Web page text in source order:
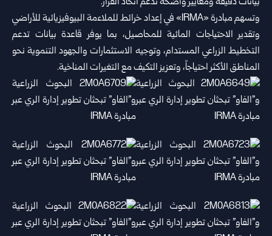
وتسهم مبادرة «IRMA» في إعداد خرائط للملاءمة البيوفيزيائية للأراضي
وتقدير الاحتياجات المائية للمحاصيل، بما يوفر قاعدة بيانات تدعم
التخطيط الزراعي المستدام، وتوجيه الاستثمارات والجهود التنموية نحو
المناطق الأكثر احتياجاً، وتعزيز التكيف مع التغيرات المناخية.